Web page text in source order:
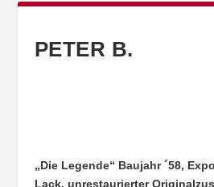
PETER B.
„Die Legende“ Baujahr ´58,
Lack, unrestaurierter